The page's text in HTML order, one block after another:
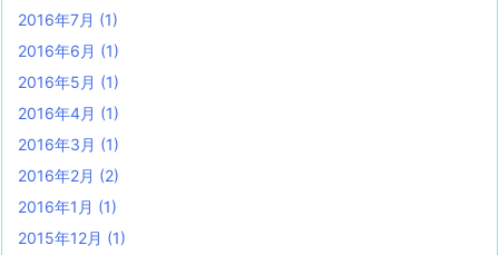
2016年7月 (1)
2016年6月 (1)
2016年5月 (1)
2016年4月 (1)
2016年3月 (1)
2016年2月 (2)
2016年1月 (1)
2015年12月 (1)